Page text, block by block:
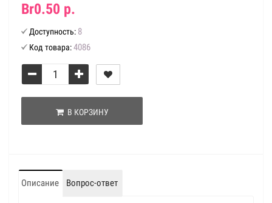
Br0.50 р.
Доступность: 8
Код товара:4086
В КОРЗИНУ
Описание Вопрос-ответ